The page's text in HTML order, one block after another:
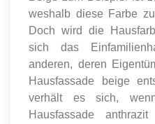
weshalb diese Farbe
Doch wird die
sich das
anderen, deren
Hausfassade beige
verhält es sich,
Hausfassade